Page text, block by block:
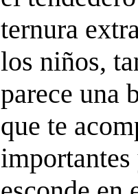
ternura
los niños,
parece una
que te